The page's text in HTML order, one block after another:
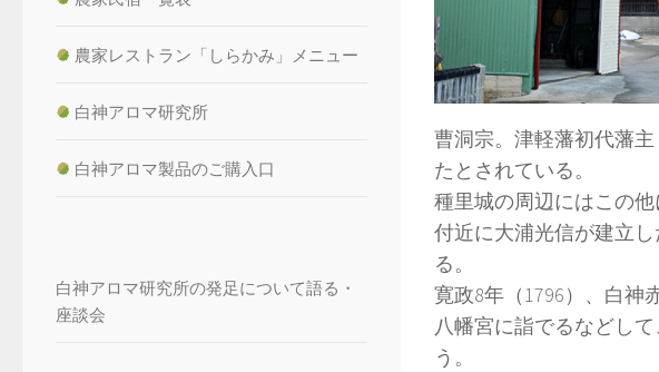
曹洞宗。津軽藩初代藩
たとされている。
種里城の周辺にはこの
付近に大浦光信が建立
る。
寛政8年（1796）、白神
八幡宮に詣でるなどし
う。
農家レストラン「しらかみ」メニュー
白神アロマ研究所
白神アロマ製品のご購入口
白神アロマ研究所の発足について語る・
座談会